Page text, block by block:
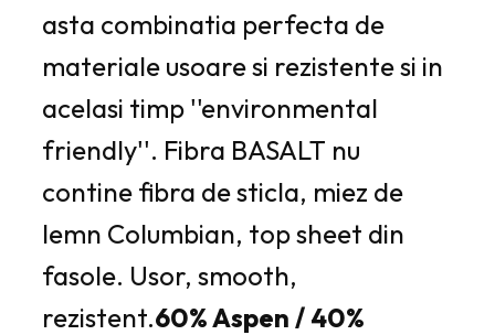
asta combinatia perfecta de
materiale usoare si rezistente si in
acelasi timp ''environmental
friendly''. Fibra BASALT nu
contine fibra de sticla, miez de
lemn Columbian, top sheet din
fasole. Usor, smooth,
rezistent.60% Aspen / 40%